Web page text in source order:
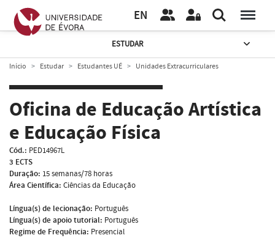
EN
ESTUDAR
Início Estudar Estudantes UÉ Unidades Extracurriculares
Oficina de Educação Artística
e Educação Física
Cód.: PED14967L
3 ECTS
Duração: 15 semanas/78 horas
Área Científica: Ciências da Educação
Língua(s) de lecionação: Português
Língua(s) de apoio tutorial: Português
Regime de Frequência: Presencial